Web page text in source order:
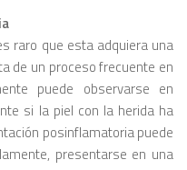
raro que esta adquiera una
de un proceso frecuente en
puede observarse en
si la piel con la herida ha
posinflamatoria puede
presentarse en una